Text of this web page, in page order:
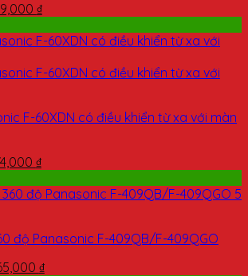
₫
F-60XDN có điều khiển từ xa với màn
₫
độ Panasonic F-409QB/F-409QGO
₫